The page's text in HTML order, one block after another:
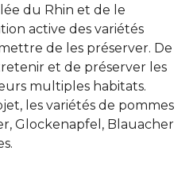
du Rhin et de le
active des variétés
de les préserver. De
et de préserver les
multiples habitats.
les variétés de pommes
Glockenapfel, Blauacher